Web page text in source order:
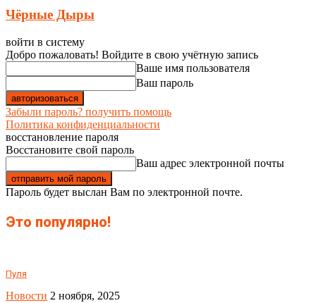
Чёрные Дыры
войти в систему
Добро пожаловать! Войдите в свою учётную запись
Ваше имя пользователя
Ваш пароль
Забыли пароль? получить помощь
Политика конфиденциальности
восстановление пароля
Восстановите свой пароль
Ваш адрес электронной почты
Пароль будет выслан Вам по электронной почте.
Это популярно!
Пуля
Новости 2 ноября, 2025